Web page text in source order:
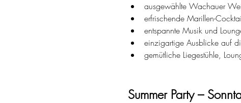
ausgewählte Wachauer
erfrischende Marillen-
entspannte Musik und
einzigartige Ausblicke auf
gemütliche Liegestühle,
Summer Party –